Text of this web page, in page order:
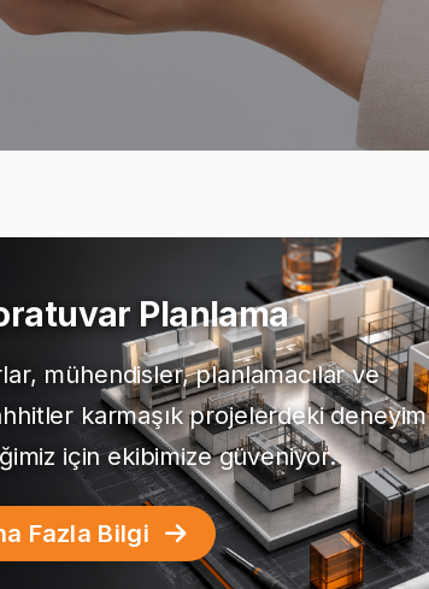
Planlama
mühendisler, planlamacılar ve
karmaşık projelerdeki deneyim
için ekibimize güveniyor.
Fazla Bilgi